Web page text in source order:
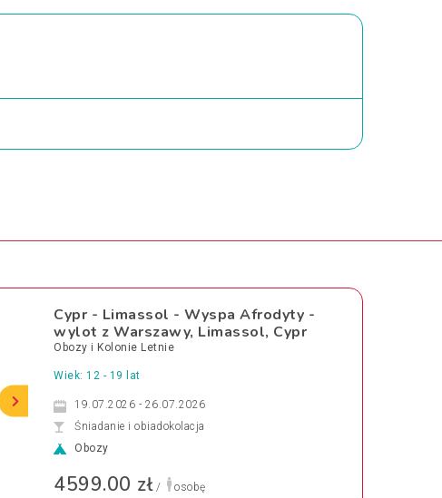
Cypr - Limassol - Wyspa Afrodyty -
wylot z Warszawy, Limassol, Cypr
Obozy i Kolonie Letnie
Wiek: 12 - 19 lat
19.07.2026 - 26.07.2026
Śniadanie i obiadokolacja
Obozy
4599.00 zł/ osobę